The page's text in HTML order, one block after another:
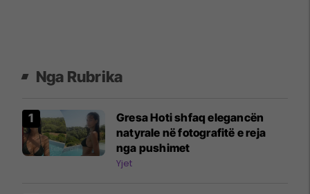
Nga Rubrika
Gresa Hoti shfaq elegancën
natyrale në fotografitë e reja
nga pushimet
Yjet